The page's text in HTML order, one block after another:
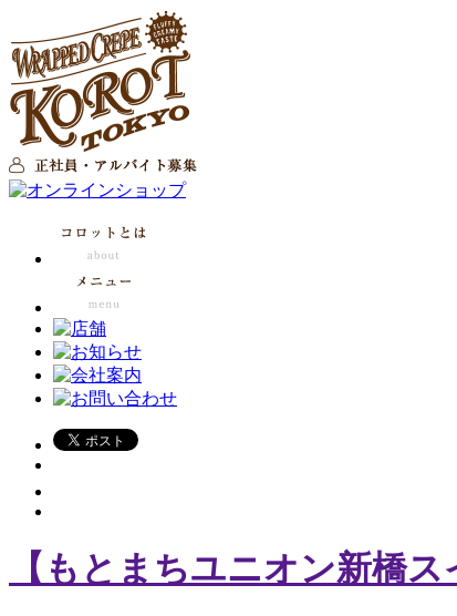
【もとまちユニオン新橋